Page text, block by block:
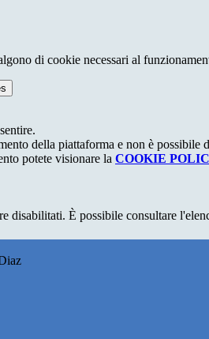
di cookie necessari al
della piattaforma e non è possibile
potete visionare la COOKIE
disabilitati. È possibile consultare